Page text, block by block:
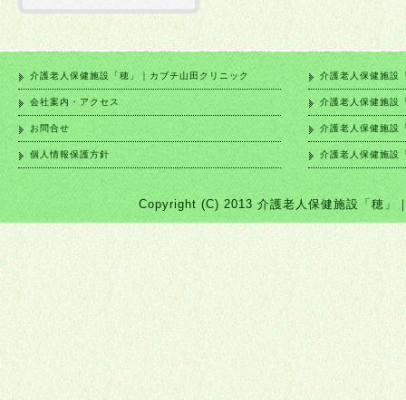
介護老人保健施設「穂」｜カブチ山田クリニック
会社案内・アクセス
お問合せ
個人情報保護方針
介護老人保健施設
介護老人保健施設
介護老人保健施設
介護老人保健施設
Copyright (C) 2013 介護老人保健施設「穂